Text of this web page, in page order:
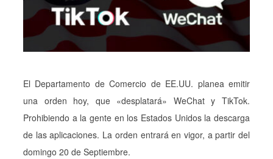
El Departamento de Comercio de EE.UU. planea emitir
una orden hoy, que «desplatará» WeChat y TikTok.
Prohibiendo a la gente en los Estados Unidos la descarga
de las aplicaciones. La orden entrará en vigor, a partir del
domingo 20 de Septiembre.